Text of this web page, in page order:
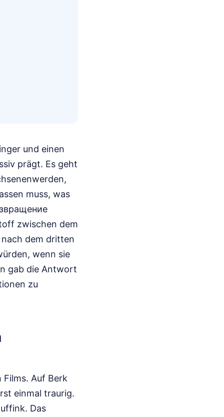
und einen
prägt. Es geht
muss, was
zwischen dem
dem dritten
wenn sie
gab die Antwort
zu
Auf Berk
einmal traurig.
Das